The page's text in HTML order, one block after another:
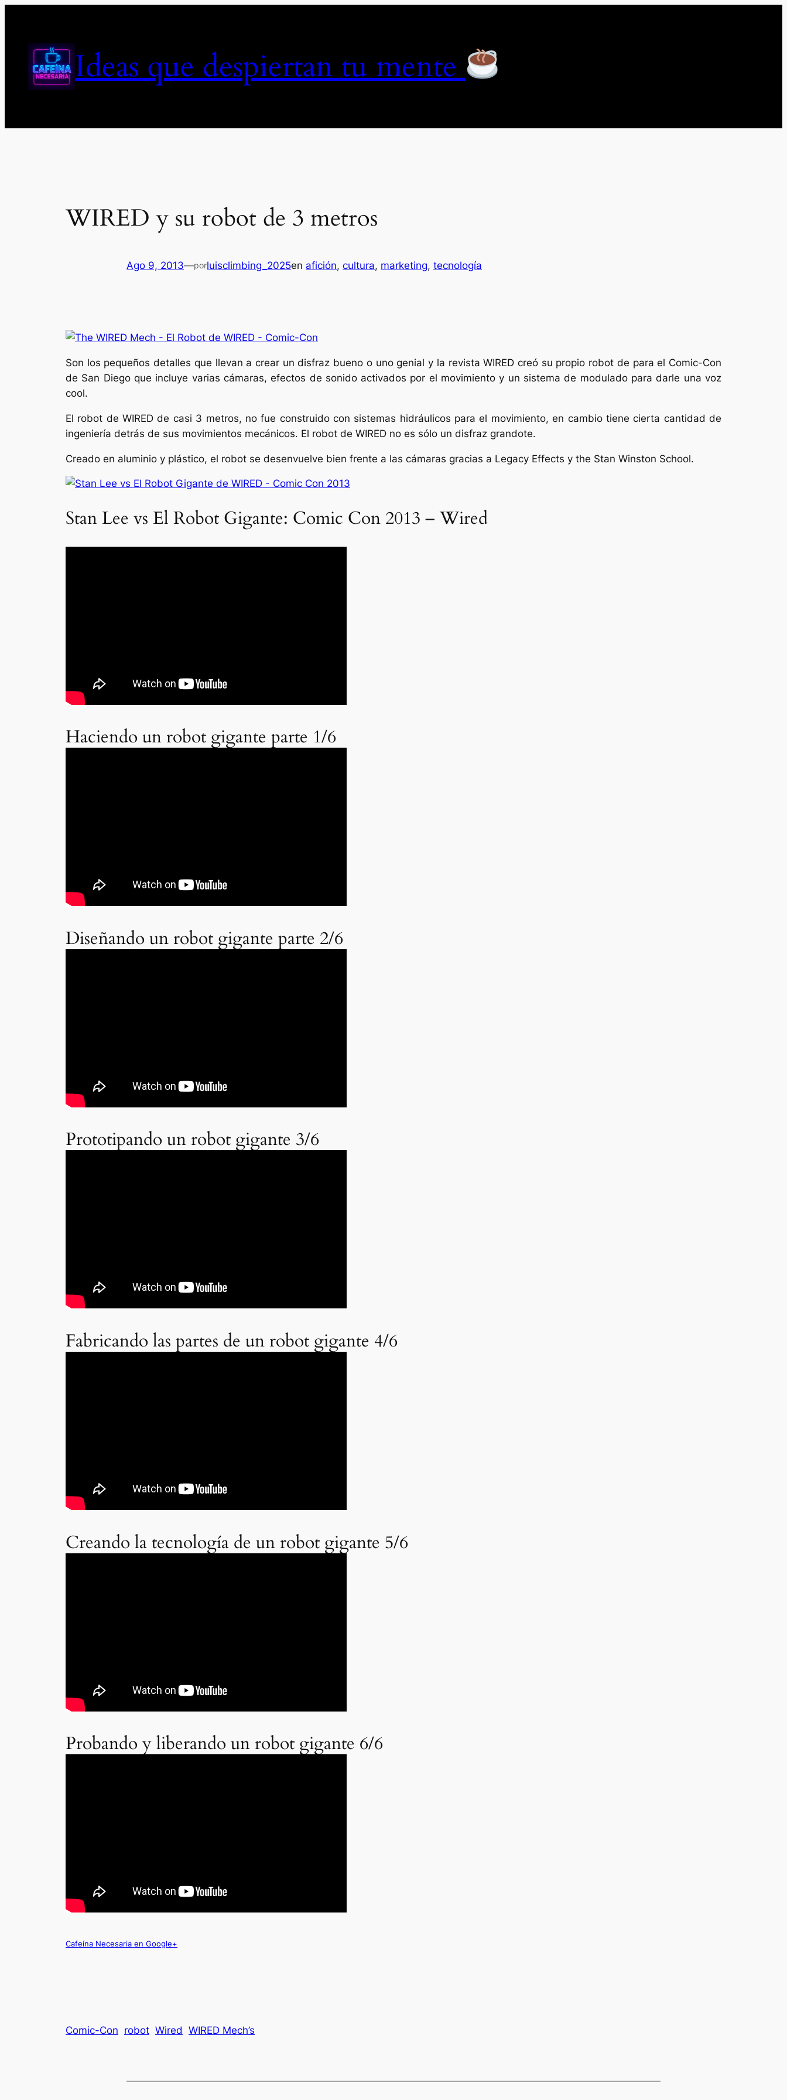
contenido
Ideas que despiertan tu mente
WIRED y su robot de 3 metros
Ago 9, 2013—porluisclimbing_2025en afición, cultura, marketing, tecnología
Son los pequeños detalles que llevan a crear un disfraz bueno o uno genial y la revista WIRED creó su propio robot de para el Comic-Con
de San Diego que incluye varias cámaras, efectos de sonido activados por el movimiento y un sistema de modulado para darle una voz
cool.
El robot de WIRED de casi 3 metros, no fue construido con sistemas hidráulicos para el movimiento, en cambio tiene cierta cantidad de
ingeniería detrás de sus movimientos mecánicos. El robot de WIRED no es sólo un disfraz grandote.
Creado en aluminio y plástico, el robot se desenvuelve bien frente a las cámaras gracias a Legacy Effects y the Stan Winston School.
Stan Lee vs El Robot Gigante: Comic Con 2013 – Wired
Haciendo un robot gigante parte 1/6
Diseñando un robot gigante parte 2/6
Prototipando un robot gigante 3/6
Fabricando las partes de un robot gigante 4/6
Creando la tecnología de un robot gigante 5/6
Probando y liberando un robot gigante 6/6
Cafeína Necesaria en Google+
Comic-Con robot Wired WIRED Mech’s